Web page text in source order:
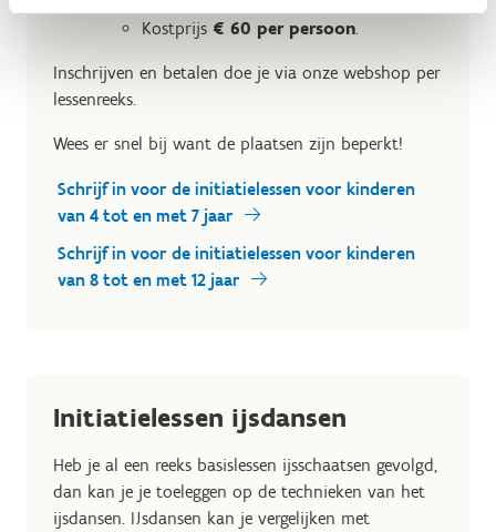
Kostprijs € 60 per persoon.
Inschrijven en betalen doe je via onze webshop per
lessenreeks.
Wees er snel bij want de plaatsen zijn beperkt!
Schrijf in voor de initiatielessen voor kinderen
van 4 tot en met 7 jaar
Schrijf in voor de initiatielessen voor kinderen
van 8 tot en met 12 jaar
Initiatielessen ijsdansen
Heb je al een reeks basislessen ijsschaatsen gevolgd,
dan kan je je toeleggen op de technieken van het
ijsdansen. IJsdansen kan je vergelijken met